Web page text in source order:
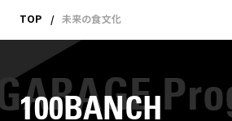
TOP 未来の食文化
100BANCH